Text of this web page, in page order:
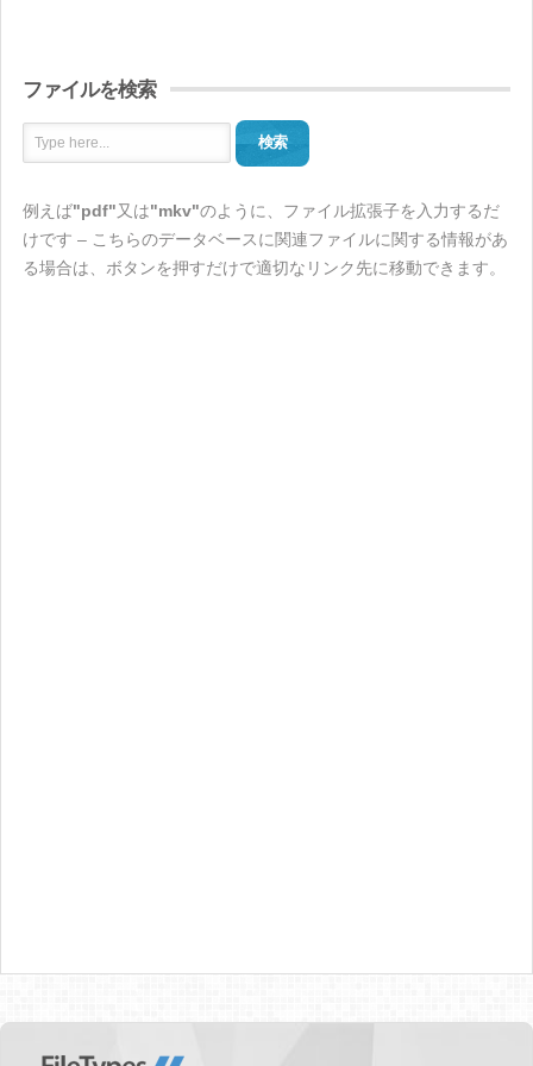
ファイルを検索
検索
例えば"pdf"又は"mkv"のように、ファイル拡張子を入力するだ
けです – こちらのデータベースに関連ファイルに関する情報があ
る場合は、ボタンを押すだけで適切なリンク先に移動できます。